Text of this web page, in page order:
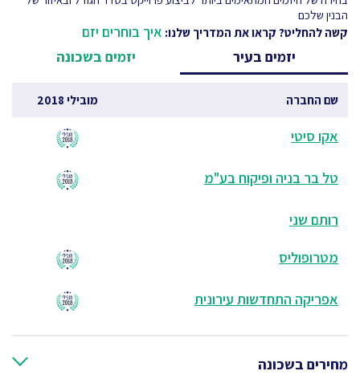
הבנין שלכם
קשה להחליט? קראו את המדריך שלנו: איך בוחרים יזם
יזמים בעיר
יזמים בשכונה
שם החברה מובילי 2018
אקו סיטי
טל בר בניה ופיקוח בע"מ
רותם שני
מטרופוליס
אפריקה התחדשות עירונית
מחירים בשכונה